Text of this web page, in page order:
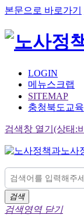
본문으로 바로가기
LOGIN
메뉴스크랩
SITEMAP
충청북도교
검색창 열기(상태:
노사
검색
검색영역 닫기